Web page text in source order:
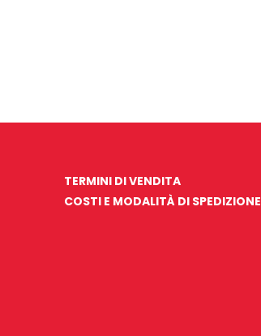
TERMINI DI VENDITA
COSTI E MODALITÀ DI SPEDIZIONE